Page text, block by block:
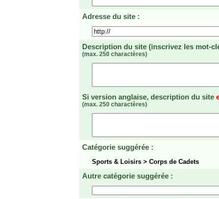
Adresse du site :
Description du site (inscrivez les mot-
(max. 250 charactères)
Si version anglaise, description du site
(max. 250 charactères)
Catégorie suggérée :
Sports & Loisirs > Corps de Cadets
Autre catégorie suggérée :